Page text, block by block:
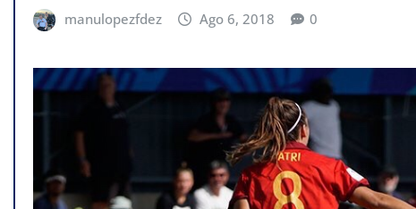
manulopezfdez Ago 6, 2018 0